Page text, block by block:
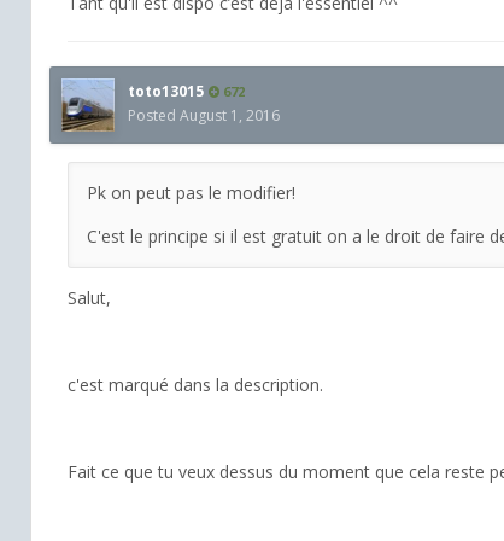
toto13015 672
Posted August 1, 2016
Pk on peut pas le modifier!
C'est le principe si il est gratuit on a le droit de faire
Salut,
c'est marqué dans la description.
Fait ce que tu veux dessus du moment que cela reste